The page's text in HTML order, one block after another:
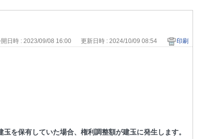
開日時 : 2023/09/08 16:00 更新日時 : 2024/10/09 08:54 印刷
を保有していた場合、権利調整額が建玉に発生します。